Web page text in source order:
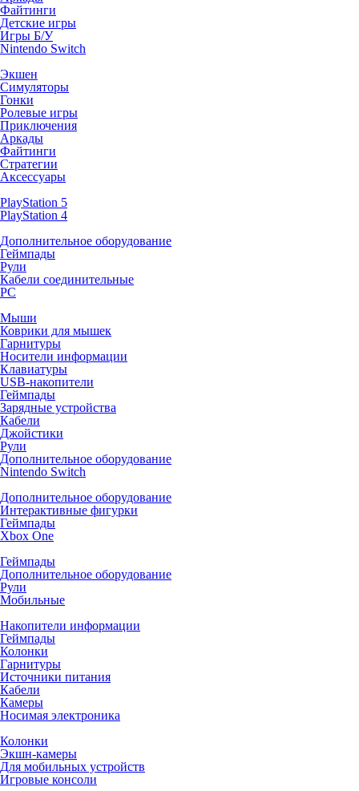
Файтинги
Детские игры
Игры Б/У
Nintendo Switch
Экшен
Симуляторы
Гонки
Ролевые игры
Приключения
Аркады
Файтинги
Стратегии
Аксессуары
PlayStation 5
PlayStation 4
Дополнительное оборудование
Геймпады
Рули
Кабели соединительные
PC
Мыши
Коврики для мышек
Гарнитуры
Носители информации
Клавиатуры
USB-накопители
Геймпады
Зарядные устройства
Кабели
Джойстики
Рули
Дополнительное оборудование
Nintendo Switch
Дополнительное оборудование
Интерактивные фигурки
Геймпады
Xbox One
Геймпады
Дополнительное оборудование
Рули
Мобильные
Накопители информации
Геймпады
Колонки
Гарнитуры
Источники питания
Кабели
Камеры
Носимая электроника
Колонки
Экшн-камеры
Для мобильных устройств
Игровые консоли